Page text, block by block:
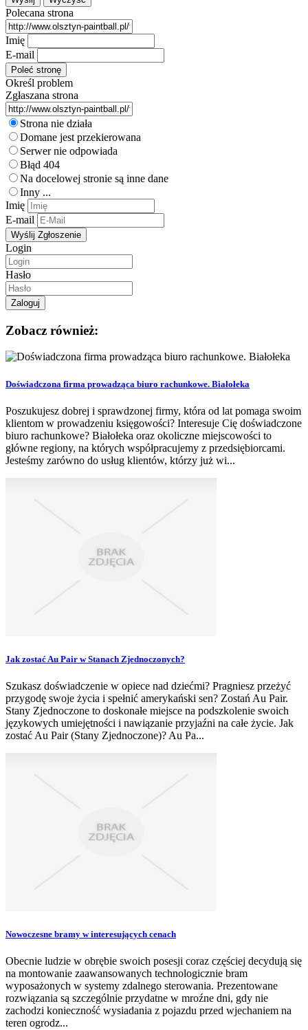
Polecana strona
Imię
E-mail
Określ problem
Zgłaszana strona
Strona nie działa
Domane jest przekierowana
Serwer nie odpowiada
Błąd 404
Na docelowej stronie są inne dane
Inny ...
Imię
E-mail
Login
Hasło
Zobacz również:
Doświadczona firma prowadząca biuro rachunkowe. Białołeka
Poszukujesz dobrej i sprawdzonej firmy, która od lat pomaga swoim
klientom w prowadzeniu księgowości? Interesuje Cię doświadczone
biuro rachunkowe? Białołeka oraz okoliczne miejscowości to
główne regiony, na których współpracujemy z przedsiębiorcami.
Jesteśmy zarówno do usług klientów, którzy już wi...
Jak zostać Au Pair w Stanach Zjednoczonych?
Szukasz doświadczenie w opiece nad dziećmi? Pragniesz przeżyć
przygodę swoje życia i spełnić amerykański sen? Zostań Au Pair.
Stany Zjednoczone to doskonałe miejsce na podszkolenie swoich
językowych umiejętności i nawiązanie przyjaźni na całe życie. Jak
zostać Au Pair (Stany Zjednoczone)? Au Pa...
Nowoczesne bramy w interesujących cenach
Obecnie ludzie w obrębie swoich posesji coraz częściej decydują się
na montowanie zaawansowanych technologicznie bram
wyposażonych w systemy zdalnego sterowania. Prezentowane
rozwiązania są szczególnie przydatne w mroźne dni, gdy nie
zachodzi konieczność wysiadania z pojazdu przed wjechaniem na
teren ogrodz...